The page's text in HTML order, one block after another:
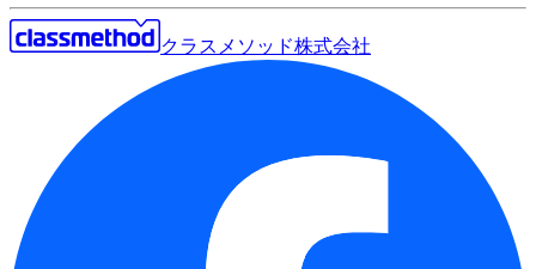
クラスメソッド株式会社